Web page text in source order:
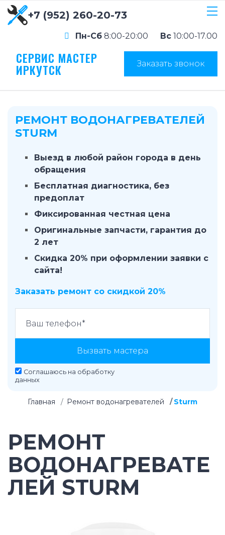
+7 (952) 260-20-73
Пн-Сб 8:00-20:00 Вс 10:00-17.00
СЕРВИС МАСТЕР
ИРКУТСК Заказать звонок
РЕМОНТ ВОДОНАГРЕВАТЕЛЕЙ
STURM
Выезд в любой район города в день
обращения
Бесплатная диагностика, без
предоплат
Фиксированная честная цена
Оригинальные запчасти, гарантия до
2 лет
Скидка 20% при оформлении заявки с
сайта!
Заказать ремонт со скидкой 20%
Вызвать мастера
Соглашаюсь на обработку
данных
Главная Ремонт водонагревателей Sturm
РЕМОНТ
ВОДОНАГРЕВАТЕ
ЛЕЙ STURM